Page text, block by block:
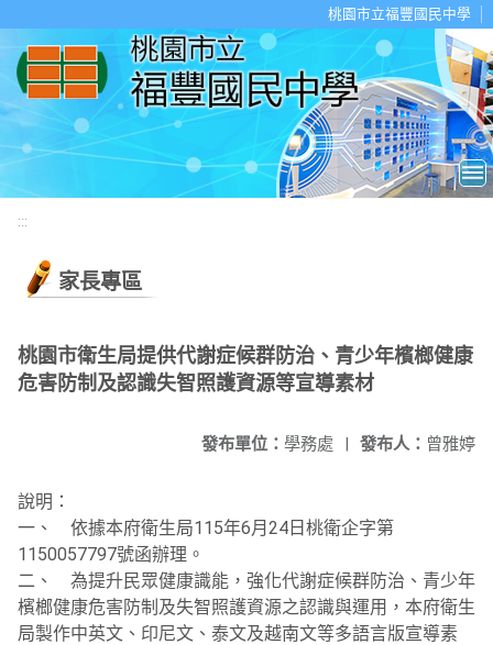
桃園市立福豐國民中學
:::
家長專區
桃園市衛生局提供代謝症候群防治、青少年檳榔健康
危害防制及認識失智照護資源等宣導素材
發布人： 曾雅婷
發布單位： 學務處 |
說明：
一、 依據本府衛生局115年6月24日桃衛企字第
1150057797號函辦理。
二、 為提升民眾健康識能，強化代謝症候群防治、青少年
檳榔健康危害防制及失智照護資源之認識與運用，本府衛生
局製作中英文、印尼文、泰文及越南文等多語言版宣導素